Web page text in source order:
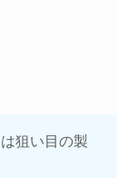
は狙い目の製